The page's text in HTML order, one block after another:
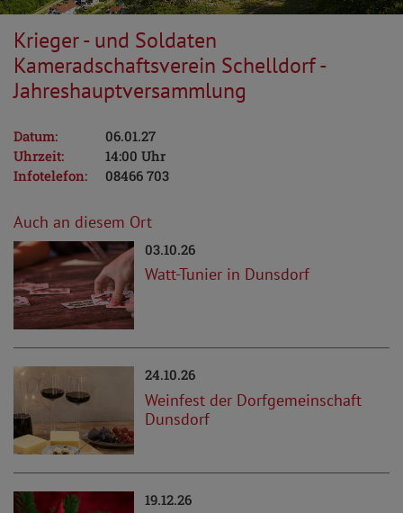
Krieger - und Soldaten
Kameradschaftsverein Schelldorf -
Jahreshauptversammlung
Datum:
06.01.27
Uhrzeit:
14:00 Uhr
Infotelefon:
08466 703
Auch an diesem Ort
03.10.26
Watt-Tunier in Dunsdorf
24.10.26
Weinfest der Dorfgemeinschaft
Dunsdorf
19.12.26